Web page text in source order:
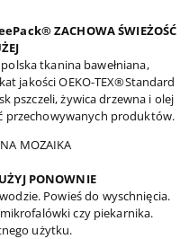
ZACHOWA ŚWIEŻOŚĆ
tkanina bawełniana,
jakości OEKO-TEX®Standard
pszczeli, żywica drzewna i olej
przechowywanych produktów.
MOZAIKA
PONOWNIE
Powieś do wyschnięcia.
czy piekarnika.
użytku.